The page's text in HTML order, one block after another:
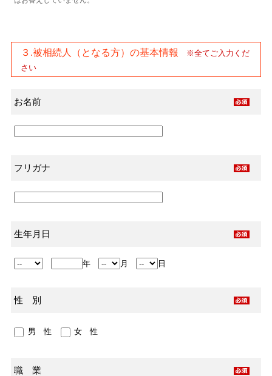
３.被相続人（となる方）の基本情報
※全てご入力くだ
さい
お名前
フリガナ
生年月日
年 月 日
性 別
男 性 女 性
職 業